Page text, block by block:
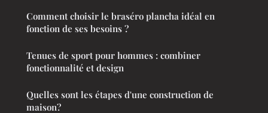
Comment choisir le braséro plancha idéal en
fonction de ses besoins ?
Tenues de sport pour hommes : combiner
fonctionnalité et design
Quelles sont les étapes d'une construction de
maison?